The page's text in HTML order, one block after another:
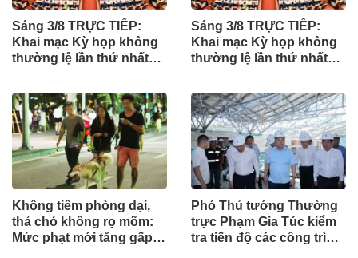
Sáng 3/8 TRỰC TIẾP:
Khai mạc Kỳ họp không
thường lệ lần thứ nhất
Sáng 3/8 TRỰC TIẾP:
Khai mạc Kỳ họp không
thường lệ lần thứ nhất
Không tiêm phòng dại,
thả chó không rọ mõm:
Mức phạt mới tăng gấp
Phó Thủ tướng Thường
trực Phạm Gia Túc kiểm
tra tiến độ các công trình